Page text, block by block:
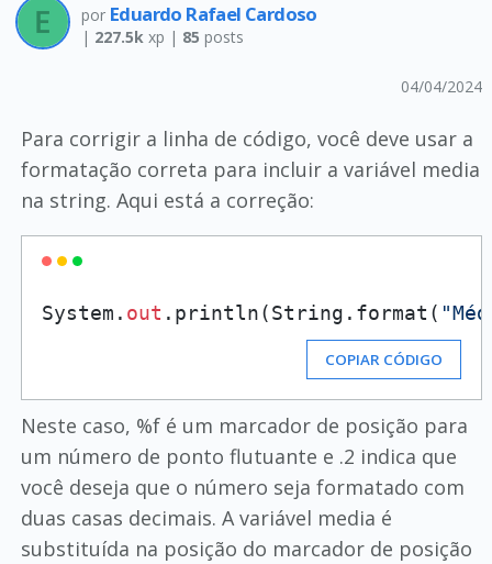
por Eduardo Rafael Cardoso
| 227.5kxp | 85 posts
04/04/2024
Para corrigir a linha de código, você deve usar a
formatação correta para incluir a variável media
na string. Aqui está a correção:
System. out .println(String.format(
COPIAR CÓDIGO
Neste caso, %f é um marcador de posição para
um número de ponto flutuante e .2 indica que
você deseja que o número seja formatado com
duas casas decimais. A variável media é
substituída na posição do marcador de posição